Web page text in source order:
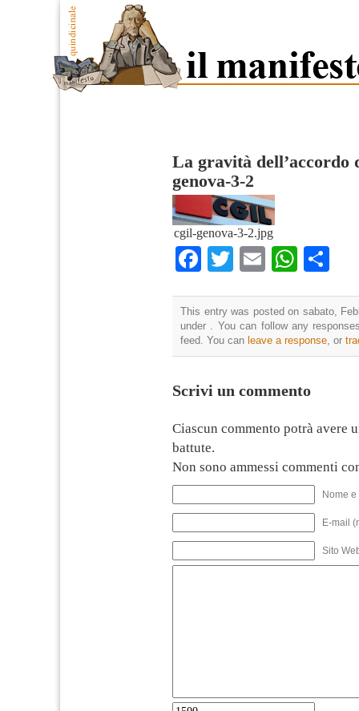
La gravità dell’accordo
genova-3-2
cgil-genova-3-2.jpg
Facebook
TwitterEmail
This entry was posted on sabato,
under . You can follow any
feed. You can leave a response, or
Scrivi un commento
Ciascun commento potrà avere
battute.
Non sono ammessi commenti
Nome
E-mail
Sito